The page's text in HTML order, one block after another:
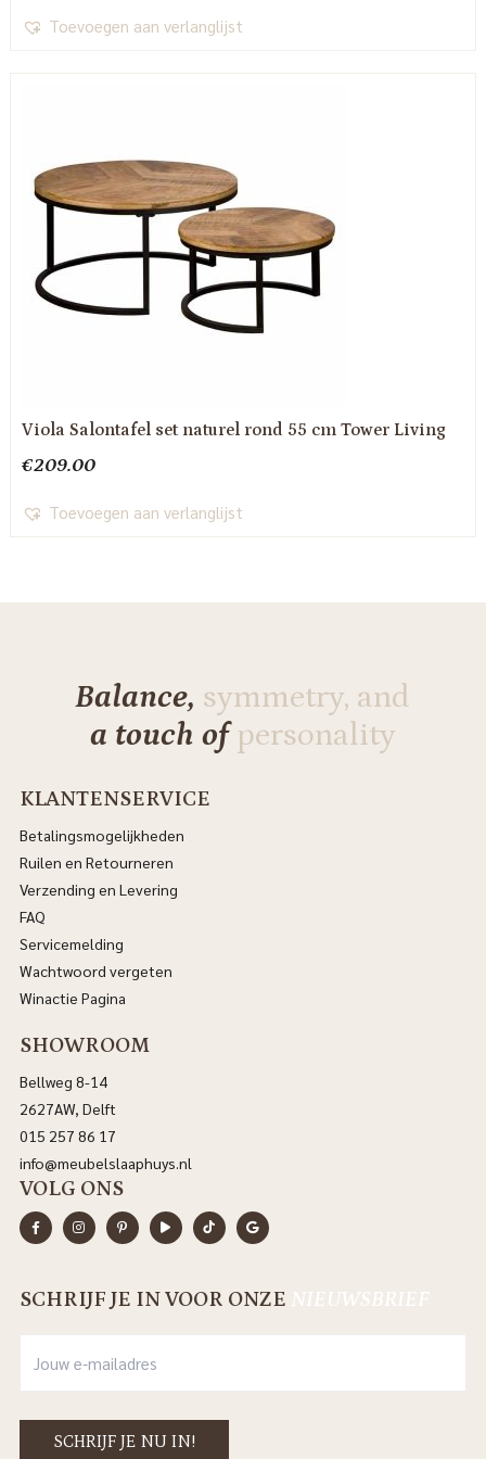
Toevoegen aan verlanglijst
Viola Salontafel set naturel rond 55 cm Tower Living
€209.00
Toevoegen aan verlanglijst
Balance, symmetry, and
a touch ofpersonality
KLANTENSERVICE
Betalingsmogelijkheden
Ruilen en Retourneren
Verzending en Levering
FAQ
Servicemelding
Wachtwoord vergeten
Winactie Pagina
SHOWROOM
Bellweg 8-14
2627AW, Delft
015 257 86 17
info@meubelslaaphuys.nl
VOLG ONS
SCHRIJF JE IN VOOR ONZE NIEUWSBRIEF